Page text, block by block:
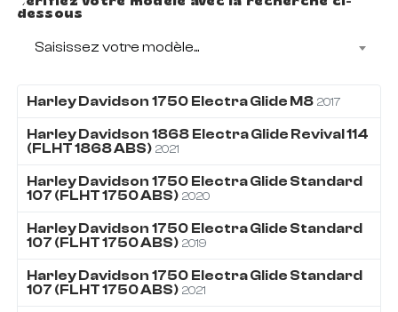
dessous
Saisissez votre modèle...
Harley Davidson 1750 Electra Glide M8 2017
Harley Davidson 1868 Electra Glide Revival 114
(FLHT 1868 ABS) 2021
Harley Davidson 1750 Electra Glide Standard
107 (FLHT 1750 ABS) 2020
Harley Davidson 1750 Electra Glide Standard
107 (FLHT 1750 ABS) 2019
Harley Davidson 1750 Electra Glide Standard
107 (FLHT 1750 ABS) 2021